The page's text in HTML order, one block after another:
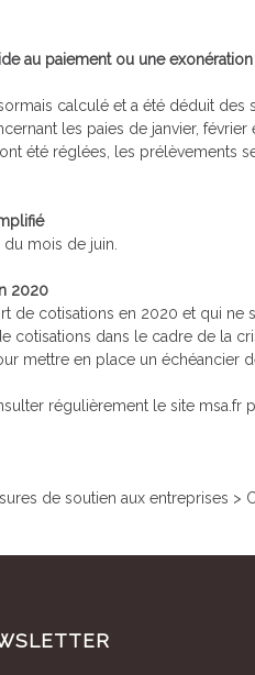
au paiement ou une
calculé et a été déduit des
les paies de janvier, février
été réglées, les prélèvements
mois de juin.
2020
de cotisations en 2020 et qui ne
cotisations dans le cadre de la
mettre en place un échéancier
régulièrement le site msa.fr
de soutien aux entreprises >